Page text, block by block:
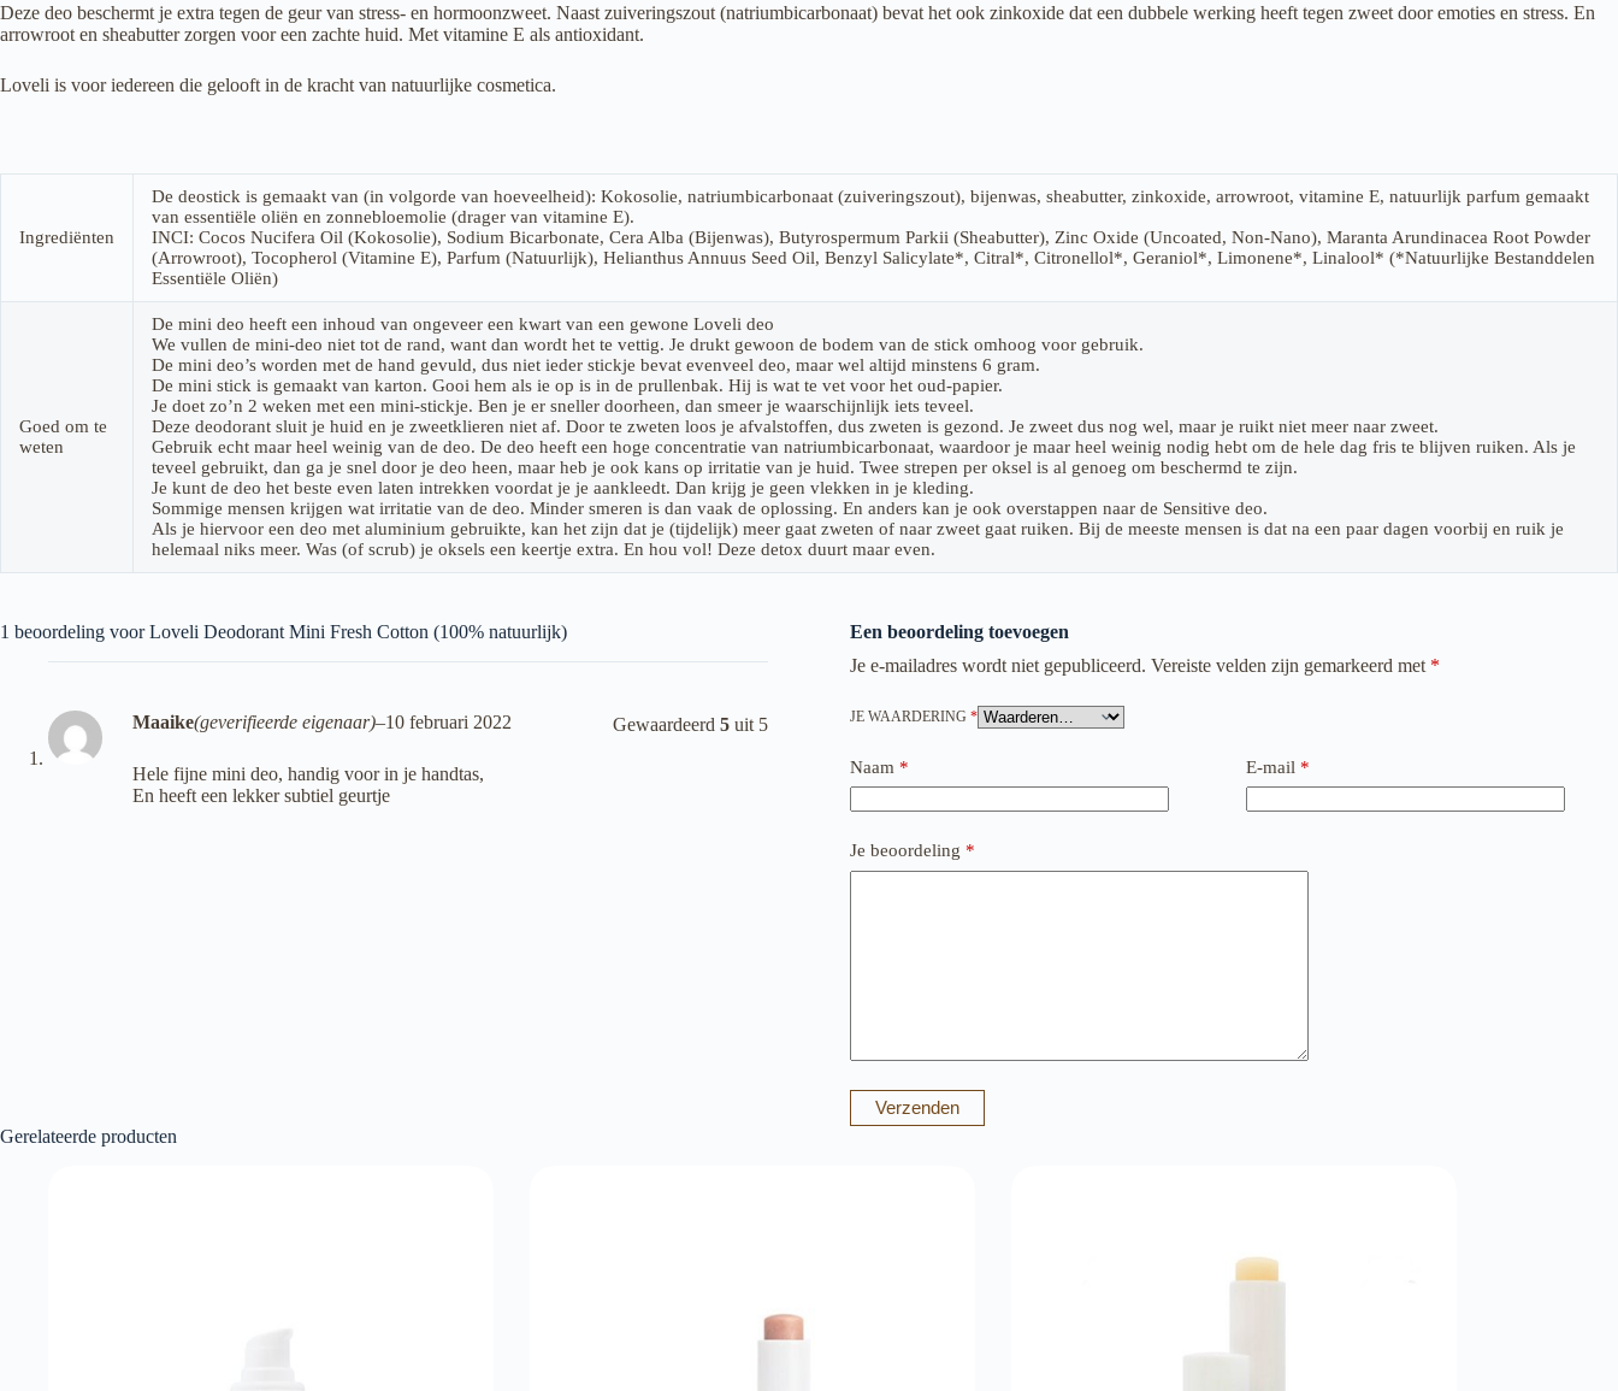
Deze deo beschermt je extra tegen de geur van stress- en hormoonzweet. Naast zuiveringszout (natriumbicarbonaat) bevat het ook zinkoxide dat een dubbele werking heeft tegen zweet door emoties en stress. En
arrowroot en sheabutter zorgen voor een zachte huid. Met vitamine E als antioxidant.
Loveli is voor iedereen die gelooft in de kracht van natuurlijke cosmetica.
Ingrediënten
De deostick is gemaakt van (in volgorde van hoeveelheid): Kokosolie, natriumbicarbonaat (zuiveringszout), bijenwas, sheabutter, zinkoxide, arrowroot, vitamine E, natuurlijk parfum gemaakt
van essentiële oliën en zonnebloemolie (drager van vitamine E).
INCI: Cocos Nucifera Oil (Kokosolie), Sodium Bicarbonate, Cera Alba (Bijenwas), Butyrospermum Parkii (Sheabutter), Zinc Oxide (Uncoated, Non-Nano), Maranta Arundinacea Root Powder
(Arrowroot), Tocopherol (Vitamine E), Parfum (Natuurlijk), Helianthus Annuus Seed Oil, Benzyl Salicylate*, Citral*, Citronellol*, Geraniol*, Limonene*, Linalool* (*Natuurlijke Bestanddelen
Essentiële Oliën)
Goed om te
weten
De mini deo heeft een inhoud van ongeveer een kwart van een gewone Loveli deo
We vullen de mini-deo niet tot de rand, want dan wordt het te vettig. Je drukt gewoon de bodem van de stick omhoog voor gebruik.
De mini deo’s worden met de hand gevuld, dus niet ieder stickje bevat evenveel deo, maar wel altijd minstens 6 gram.
De mini stick is gemaakt van karton. Gooi hem als ie op is in de prullenbak. Hij is wat te vet voor het oud-papier.
Je doet zo’n 2 weken met een mini-stickje. Ben je er sneller doorheen, dan smeer je waarschijnlijk iets teveel.
Deze deodorant sluit je huid en je zweetklieren niet af. Door te zweten loos je afvalstoffen, dus zweten is gezond. Je zweet dus nog wel, maar je ruikt niet meer naar zweet.
Gebruik echt maar heel weinig van de deo. De deo heeft een hoge concentratie van natriumbicarbonaat, waardoor je maar heel weinig nodig hebt om de hele dag fris te blijven ruiken. Als je
teveel gebruikt, dan ga je snel door je deo heen, maar heb je ook kans op irritatie van je huid. Twee strepen per oksel is al genoeg om beschermd te zijn.
Je kunt de deo het beste even laten intrekken voordat je je aankleedt. Dan krijg je geen vlekken in je kleding.
Sommige mensen krijgen wat irritatie van de deo. Minder smeren is dan vaak de oplossing. En anders kan je ook overstappen naar de Sensitive deo.
Als je hiervoor een deo met aluminium gebruikte, kan het zijn dat je (tijdelijk) meer gaat zweten of naar zweet gaat ruiken. Bij de meeste mensen is dat na een paar dagen voorbij en ruik je
helemaal niks meer. Was (of scrub) je oksels een keertje extra. En hou vol! Deze detox duurt maar even.
1 beoordeling voorLoveli Deodorant Mini Fresh Cotton (100% natuurlijk)
Gewaardeerd5 uit 5
Maaike(geverifieerde eigenaar)–10 februari 2022
Hele fijne mini deo, handig voor in je handtas,
En heeft een lekker subtiel geurtje
Een beoordeling toevoegen
Je e-mailadres wordt niet gepubliceerd. Vereiste velden zijn gemarkeerd met *
JE WAARDERING *
Naam * E-mail *
Je beoordeling *
Verzenden
Gerelateerde producten